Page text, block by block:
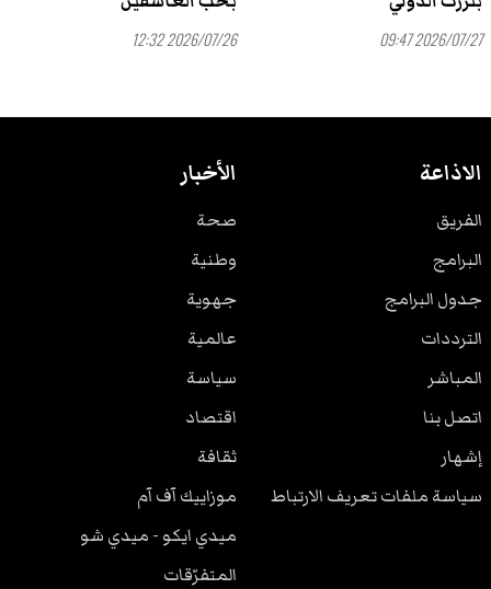
2026/07/27 09:47
2026/07/26 12:32
الاذاعة
الفريق
البرامج
جدول البرامج
الترددات
المباشر
اتصل بنا
إشهار
سياسة ملفات تعريف الارتباط
الأخبار
صحة
وطنية
جهوية
عالمية
سياسة
اقتصاد
ثقافة
موزاييك آف آم
ميدي ايكو - ميدي شو
المتفرّقات